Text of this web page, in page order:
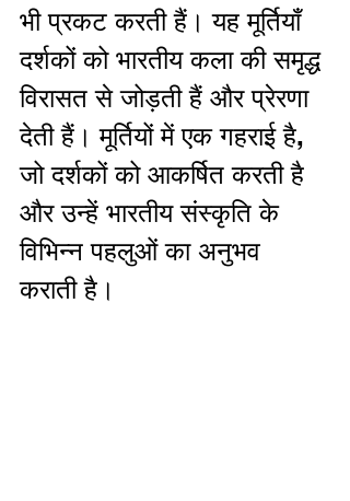
भी प्रकट करती हैं। यह मूर्तियाँ
दर्शकों को भारतीय कला की समृद्ध
विरासत से जोड़ती हैं और प्रेरणा
देती हैं। मूर्तियों में एक गहराई है,
जो दर्शकों को आकर्षित करती है
और उन्हें भारतीय संस्कृति के
विभिन्न पहलुओं का अनुभव
कराती है।